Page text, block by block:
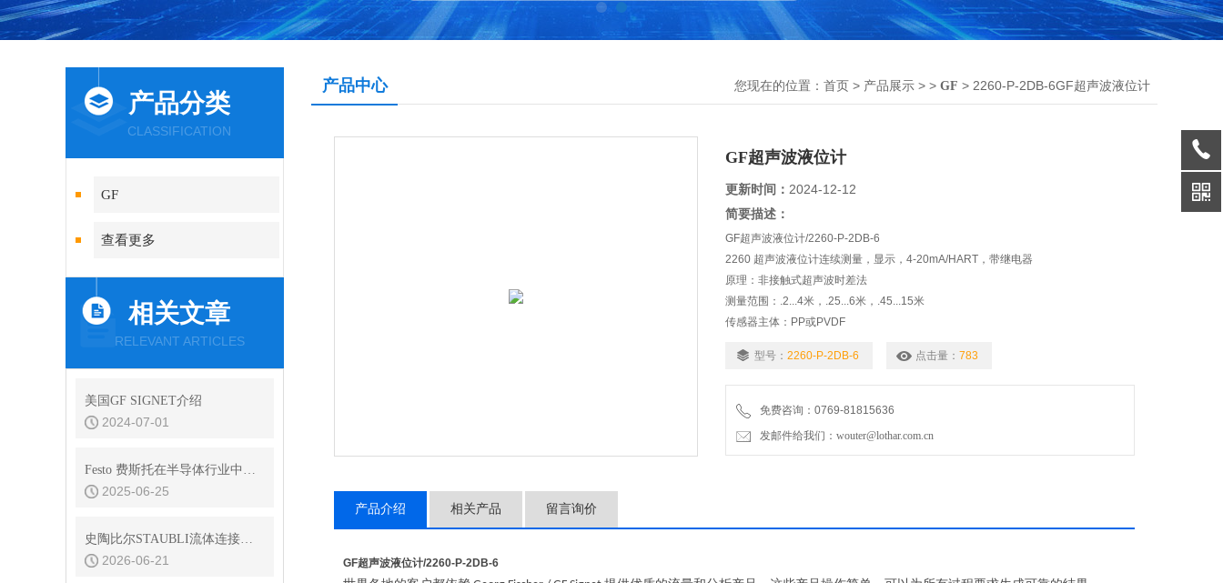
产品分类
CLASSIFICATION
GF
查看更多
相关文章
RELEVANT ARTICLES
美国GF SIGNET介绍
2024-07-01
Festo 费斯托在半导体行业中的解决方案
2025-06-25
史陶比尔STAUBLI流体连接器的平面阀技术与无滴漏设计
2026-06-21
产品中心 您现在的位置： 首页 > 产品展示 > > GF > 2260-P-2DB-6GF超声波液位计
GF超声波液位计
更新时间： 2024-12-12
简要描述：
GF超声波液位计/2260-P-2DB-6
2260 超声波液位计连续测量，显示，4-20mA/HART，带继电器
原理：非接触式超声波时差法
测量范围：.2...4米，.25...6米，.45...15米
传感器主体：PP或PVDF
集成显示和设置按钮
供电：12...36 V DC
型号： 2260-P-2DB-6 点击量： 783
免费咨询：0769-81815636
发邮件给我们：wouter@lothar.com.cn
产品介绍 相关产品 留言询价
GF超声波液位计/2260-P-2DB-6